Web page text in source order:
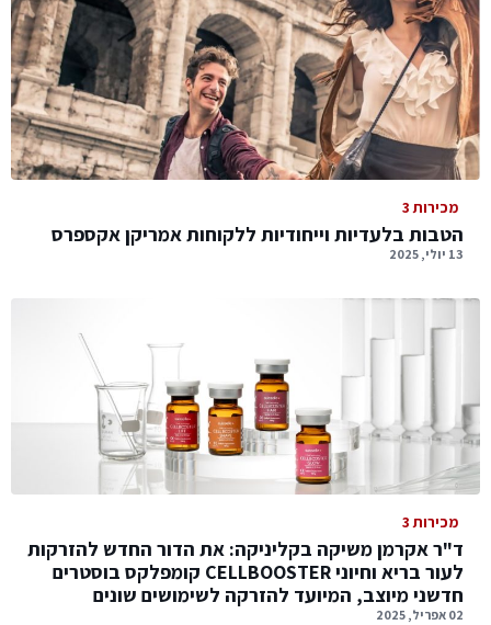
מכירות 3
הטבות בלעדיות וייחודיות ללקוחות אמריקן אקספרס
13 יולי, 2025
מכירות 3
ד"ר אקרמן משיקה בקליניקה: את הדור החדש להזרקות
לעור בריא וחיוני CELLBOOSTER קומפלקס בוסטרים
חדשני מיוצב, המיועד להזרקה לשימושים שונים
02 אפריל, 2025